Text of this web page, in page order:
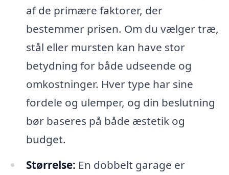
af de primære faktorer, der
bestemmer prisen. Om du vælger træ,
stål eller mursten kan have stor
betydning for både udseende og
omkostninger. Hver type har sine
fordele og ulemper, og din beslutning
bør baseres på både æstetik og
budget.
Størrelse: En dobbelt garage er